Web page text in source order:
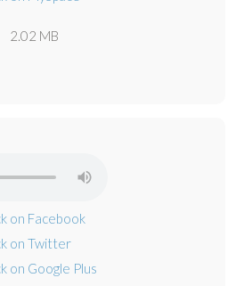
2.02 MB